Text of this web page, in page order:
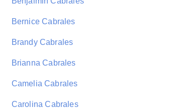
Bernice Cabrales
Brandy Cabrales
Brianna Cabrales
Camelia Cabrales
Carolina Cabrales